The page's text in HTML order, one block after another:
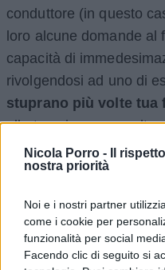
Nicola Porro -
Il
nostra priorità
Noi e i nostri partner
come i cookie per
funzionalità per social
Facendo clic di seguito si
conduttore (in questo
loro alcune domande al
capacità di
rivolgendosi ad uno di
stuprano più volte tua
alla tempia e, una volta
alcuna esitazione;
colpo alla testa
sopra al corpo di tuo
saccheggiano e
con i risparmi di una